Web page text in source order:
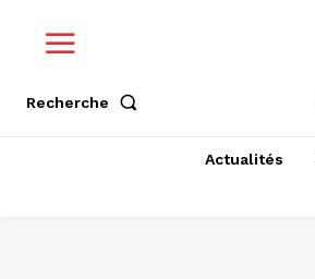
Recherche
Actualités